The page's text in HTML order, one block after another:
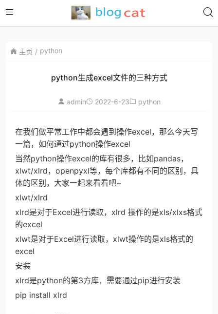
主页 python
python生成excel文件的三种方式
admin 2022-6-23 python
在我们做平常工作中都会遇到操作excel，那么今天写
一篇，如何通过python操作excel
当然python操作excel的库有很多，比如pandas，
xlwt/xlrd，openpyxl等，每个库都有不同的区别，具
体的区别，大家一起来看看吧~
xlwt/xlrd
xlrd是对于Excel进行读取，xlrd 操作的是xls/xlxs格式
的excel
xlwt是对于Excel进行读取，xlwt操作的是xls格式的
excel
安装
xlrd是python的第3方库，需要通过pip进行安装
pip install xlrd